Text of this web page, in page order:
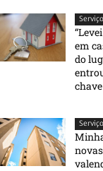
Serviço
em
do
Serviço